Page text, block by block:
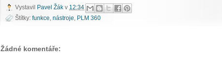
Vystavil Pavel Žák v 12:34
Štítky: funkce, nástroje, PLM 360
Žádné komentáře: